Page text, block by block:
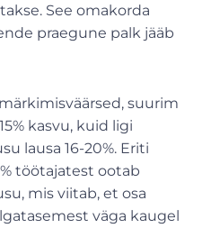
See omakorda
praegune palk jääb
suurim
kasvu, kuid ligi
lausa 16-20%. Eriti
töötajatest ootab
mis viitab, et osa
väga kaugel